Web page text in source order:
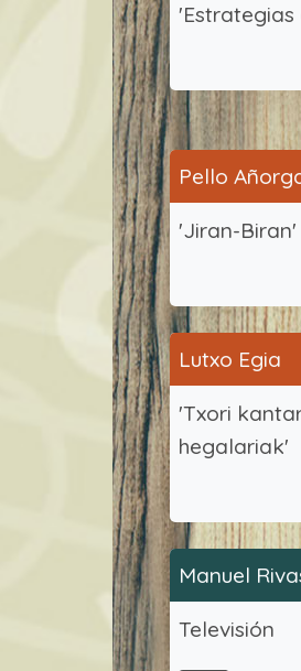
'Estrategias
Pello
'Jiran-Biran'
Lutxo Egia
'Txori
hegalariak'
Manuel
Televisión